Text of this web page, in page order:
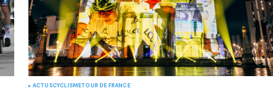
ACTUSCYCLISMETOUR DE FRANCE